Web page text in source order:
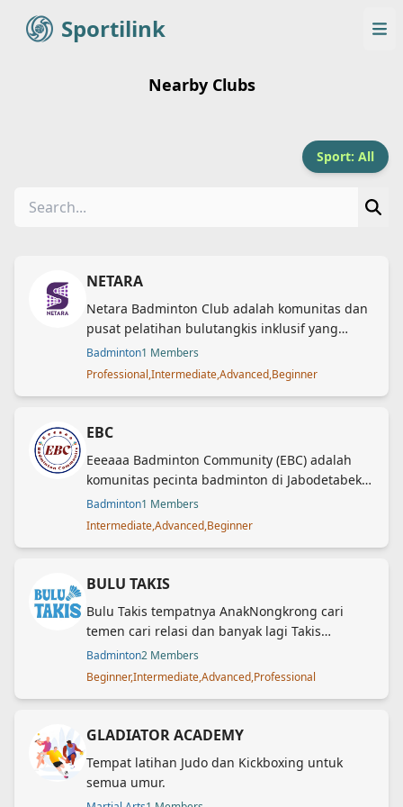
SportilinkSportilink
Nearby Clubs
Sport: All
NETARA
Netara Badminton Club adalah komunitas dan
pusat pelatihan bulutangkis inklusif yang
dipimpin oleh pelatih profesional, Suni
Venatalia – mantan atlet nasional dan pelatih
Badminton1 Members
Professional,Intermediate,Advanced,Beginner
EBC
Eeeaaa Badminton Community (EBC) adalah
komunitas pecinta badminton di Jabodetabek.
Berdiri di Jakarta, 22 September 2023. Member
EBC tidak hanya dari Indonesia, namun juga
Badminton1 Members
Intermediate,Advanced,Beginner
BULU TAKIS
Bulu Takis tempatnya AnakNongkrong cari
temen cari relasi dan banyak lagi Takis
sekarang dan jadi anaknongkrong
Badminton2 Members
Beginner,Intermediate,Advanced,Professional
GLADIATOR ACADEMY
Tempat latihan Judo dan Kickboxing untuk
semua umur.